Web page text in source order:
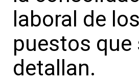
laboral de los
puestos que
detallan.